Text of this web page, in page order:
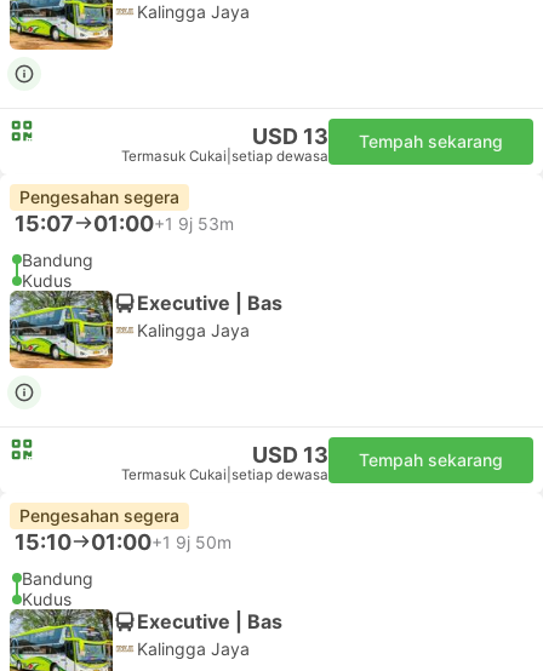
Kalingga Jaya
USD 13
Termasuk Cukai setiap dewasa
Tempah sekarang
Pengesahan segera
15:07 01:00+1 9j 53m
Bandung
Kudus
Executive | Bas
Kalingga Jaya
USD 13
Termasuk Cukai setiap dewasa
Tempah sekarang
Pengesahan segera
15:10 01:00+1 9j 50m
Bandung
Kudus
Executive | Bas
Kalingga Jaya